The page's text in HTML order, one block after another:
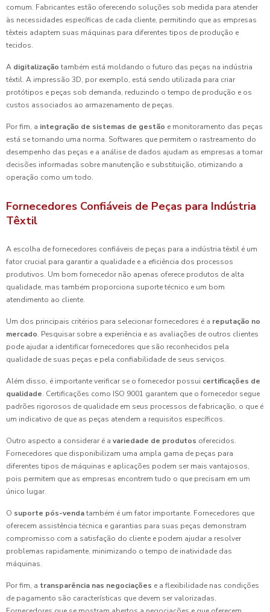
comum. Fabricantes estão oferecendo soluções sob medida para atender
às necessidades específicas de cada cliente, permitindo que as empresas
têxteis adaptem suas máquinas para diferentes tipos de produção e
tecidos.
A digitalização também está moldando o futuro das peças na indústria
têxtil. A impressão 3D, por exemplo, está sendo utilizada para criar
protótipos e peças sob demanda, reduzindo o tempo de produção e os
custos associados ao armazenamento de peças.
Por fim, a integração de sistemas de gestão e monitoramento das peças
está se tornando uma norma. Softwares que permitem o rastreamento do
desempenho das peças e a análise de dados ajudam as empresas a tomar
decisões informadas sobre manutenção e substituição, otimizando a
operação como um todo.
Fornecedores Confiáveis de Peças para Indústria
Têxtil
A escolha de fornecedores confiáveis de peças para a indústria têxtil é um
fator crucial para garantir a qualidade e a eficiência dos processos
produtivos. Um bom fornecedor não apenas oferece produtos de alta
qualidade, mas também proporciona suporte técnico e um bom
atendimento ao cliente.
Um dos principais critérios para selecionar fornecedores é a reputação no
mercado. Pesquisar sobre a experiência e as avaliações de outros clientes
pode ajudar a identificar fornecedores que são reconhecidos pela
qualidade de suas peças e pela confiabilidade de seus serviços.
Além disso, é importante verificar se o fornecedor possui certificações de
qualidade. Certificações como ISO 9001 garantem que o fornecedor segue
padrões rigorosos de qualidade em seus processos de fabricação, o que é
um indicativo de que as peças atendem a requisitos específicos.
Outro aspecto a considerar é a variedade de produtos oferecidos.
Fornecedores que disponibilizam uma ampla gama de peças para
diferentes tipos de máquinas e aplicações podem ser mais vantajosos,
pois permitem que as empresas encontrem tudo o que precisam em um
único lugar.
O suporte pós-vendatambém é um fator importante. Fornecedores que
oferecem assistência técnica e garantias para suas peças demonstram
compromisso com a satisfação do cliente e podem ajudar a resolver
problemas rapidamente, minimizando o tempo de inatividade das
máquinas.
Por fim, a transparência nas negociações e a flexibilidade nas condições
de pagamento são características que devem ser valorizadas.